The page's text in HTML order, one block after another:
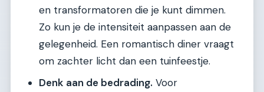
en transformatoren die je kunt dimmen.
Zo kun je de intensiteit aanpassen aan de
gelegenheid. Een romantisch diner vraagt
om zachter licht dan een tuinfeestje.
Denk aan de bedrading. Voor